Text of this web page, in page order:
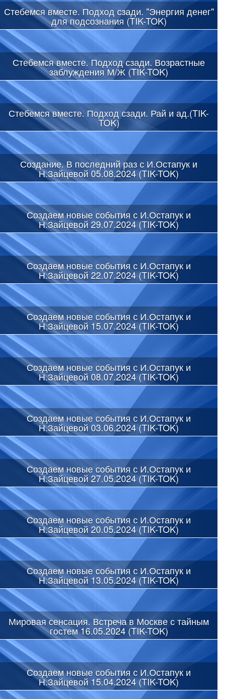
Стебемся вместе. Подход сзади. "Энергия денег"
для подсознания (TIK-TOK)
Стебемся вместе. Подход сзади. Возрастные
заблуждения М/Ж (TIK-TOK)
Стебемся вместе. Подход сзади. Рай и ад.(TIK-
TOK)
Создание. В последний раз с И.Остапук и
Н.Зайцевой 05.08.2024 (TIK-TOK)
Создаем новые события с И.Остапук и
Н.Зайцевой 29.07.2024 (TIK-TOK)
Создаем новые события с И.Остапук и
Н.Зайцевой 22.07.2024 (TIK-TOK)
Создаем новые события с И.Остапук и
Н.Зайцевой 15.07.2024 (TIK-TOK)
Создаем новые события с И.Остапук и
Н.Зайцевой 08.07.2024 (TIK-TOK)
Создаем новые события с И.Остапук и
Н.Зайцевой 03.06.2024 (TIK-TOK)
Создаем новые события с И.Остапук и
Н.Зайцевой 27.05.2024 (TIK-TOK)
Создаем новые события с И.Остапук и
Н.Зайцевой 20.05.2024 (TIK-TOK)
Создаем новые события с И.Остапук и
Н.Зайцевой 13.05.2024 (TIK-TOK)
Мировая сенсация. Встреча в Москве с тайным
гостем 16.05.2024 (TIK-TOK)
Создаем новые события с И.Остапук и
Н.Зайцевой 15.04.2024 (TIK-TOK)